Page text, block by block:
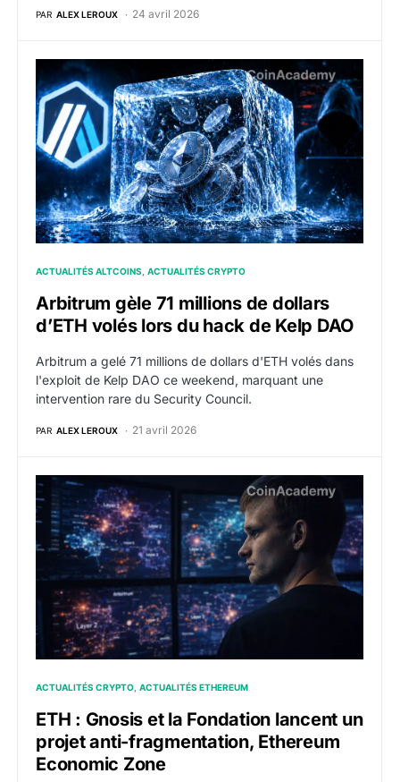
PAR ALEX LEROUX 24 avril 2026
Arbitrum gèle 71 millions de dollars d’ETH volés lors
ACTUALITÉS ALTCOINS ACTUALITÉS CRYPTO
Arbitrum gèle 71 millions de dollars
d’ETH volés lors du hack de Kelp DAO
Arbitrum a gelé 71 millions de dollars d'ETH volés dans
l'exploit de Kelp DAO ce weekend, marquant une
intervention rare du Security Council.
PAR ALEX LEROUX 21 avril 2026
ETH : Gnosis et la Fondation lancent un projet anti-
ACTUALITÉS CRYPTO ACTUALITÉS ETHEREUM
ETH : Gnosis et la Fondation lancent un
projet anti-fragmentation, Ethereum
Economic Zone